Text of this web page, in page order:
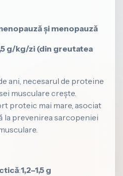
și menopauză
g/kg/zi (din greutatea
ani, necesarul de proteine
musculare crește.
proteic mai mare, asociat
la prevenirea sarcopeniei
:1,2–1,5 g